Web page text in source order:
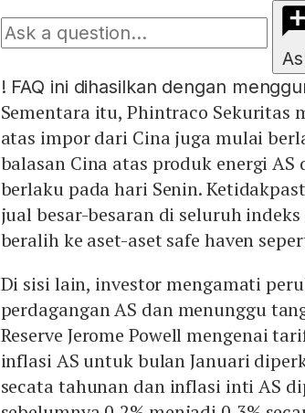
! FAQ ini dihasilkan dengan
Sementara itu, Phintraco Sekuritas
atas impor dari Cina juga mulai
balasan Cina atas produk energi
berlaku pada hari Senin.
jual besar-besaran di seluruh
beralih ke aset-aset safe haven
Di sisi lain, investor mengamati
perdagangan AS dan menunggu
Reserve Jerome Powell mengenai
inflasi AS untuk bulan Januari
secata tahunan dan inflasi inti AS